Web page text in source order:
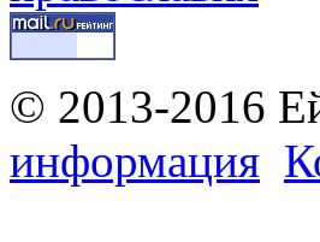
© 2013-2016
информация